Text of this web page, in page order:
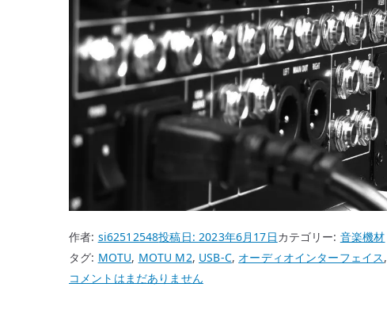
作者: si62512548投稿日:2023年6月17日カテゴリー: 音楽機材
タグ: MOTU, MOTU M2, USB-C, オーディオインターフェイス,
MOTU
コメントはまだありません